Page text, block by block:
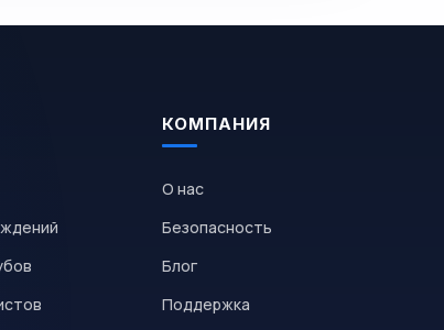
КОМПАНИЯ
О нас
Безопасность
Блог
Поддержка